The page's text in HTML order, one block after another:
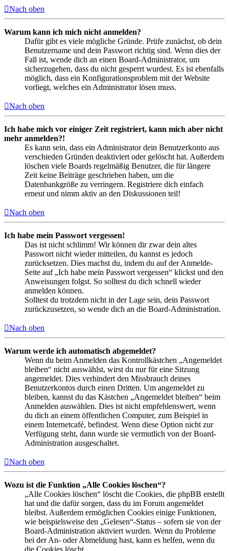
Nach oben
Warum kann ich mich nicht anmelden?
Dafür gibt es viele mögliche Gründe. Prüfe zunächst, ob dein
Benutzername und dein Passwort richtig sind. Wenn dies der
Fall ist, wende dich an einen Board-Administrator, um
sicherzugehen, dass du nicht gesperrt wurdest. Es ist ebenfalls
möglich, dass ein Konfigurationsproblem mit der Website
vorliegt, welches ein Administrator lösen muss.
Nach oben
Ich habe mich vor einiger Zeit registriert, kann mich aber nicht
mehr anmelden?!
Es kann sein, dass ein Administrator dein Benutzerkonto aus
verschieden Gründen deaktiviert oder gelöscht hat. Außerdem
löschen viele Boards regelmäßig Benutzer, die für längere
Zeit keine Beiträge geschrieben haben, um die
Datenbankgröße zu verringern. Registriere dich einfach
erneut und nimm aktiv an den Diskussionen teil!
Nach oben
Ich habe mein Passwort vergessen!
Das ist nicht schlimm! Wir können dir zwar dein altes
Passwort nicht wieder mitteilen, du kannst es jedoch
zurücksetzen. Dies machst du, indem du auf der Anmelde-
Seite auf „Ich habe mein Passwort vergessen“ klickst und den
Anweisungen folgst. So solltest du dich schnell wieder
anmelden können.
Solltest du trotzdem nicht in der Lage sein, dein Passwort
zurückzusetzen, so wende dich an die Board-Administration.
Nach oben
Warum werde ich automatisch abgemeldet?
Wenn du beim Anmelden das Kontrollkästchen „Angemeldet
bleiben“ nicht auswählst, wirst du nur für eine Sitzung
angemeldet. Dies verhindert den Missbrauch deines
Benutzerkontos durch einen Dritten. Um angemeldet zu
bleiben, kannst du das Kästchen „Angemeldet bleiben“ beim
Anmelden auswählen. Dies ist nicht empfehlenswert, wenn
du dich an einem öffentlichen Computer, zum Beispiel in
einem Internetcafé, befindest. Wenn diese Option nicht zur
Verfügung steht, dann wurde sie vermutlich von der Board-
Administration ausgeschaltet.
Nach oben
Wozu ist die Funktion „Alle Cookies löschen“?
„Alle Cookies löschen“ löscht die Cookies, die phpBB erstellt
hat und die dafür sorgen, dass du im Forum angemeldet
bleibst. Außerdem ermöglichen Cookies einige Funktionen,
wie beispielsweise den „Gelesen“-Status – sofern sie von der
Board-Administration aktiviert wurden. Wenn du Probleme
bei der An- oder Abmeldung hast, kann es helfen, wenn du
die Cookies löscht.